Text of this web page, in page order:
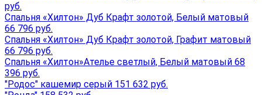
руб.
Спальня «Хилтон» Дуб Крафт золотой, Белый матовый
66 796 руб.
Спальня «Хилтон» Дуб Крафт золотой, Графит матовый
66 796 руб.
Спальня «Хилтон»Ателье светлый, Белый матовый 68
396 руб.
"Родос" кашемир серый 151 632 руб.